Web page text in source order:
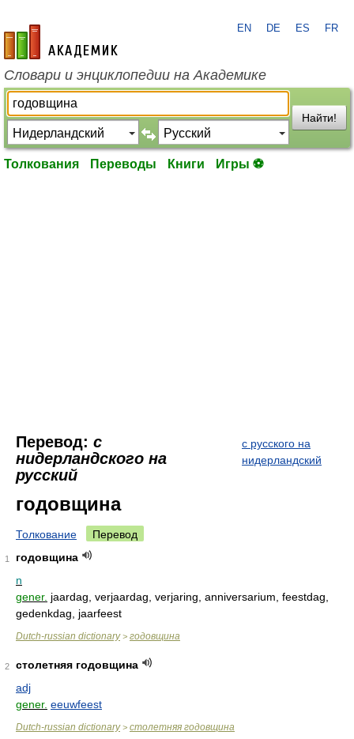
academic.ru
EN DE ES FR
Словари и энциклопедии на Академике
Найти!
Толкования Переводы Книги Игры ⚽
Перевод: с
нидерландского на
русский
с русского на
нидерландский
годовщина
Толкование Перевод
1
годовщина
n
gener. jaardag, verjaardag, verjaring, anniversarium, feestdag,
gedenkdag, jaarfeest
Dutch-russian dictionary> годовщина
2
столетняя годовщина
adj
gener. eeuwfeest
Dutch-russian dictionary> столетняя годовщина